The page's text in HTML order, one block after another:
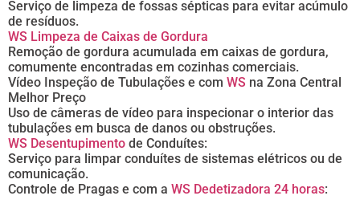
Serviço de limpeza de fossas sépticas para evitar acúmulo
de resíduos.
WS Limpeza de Caixas de Gordura
Remoção de gordura acumulada em caixas de gordura,
comumente encontradas em cozinhas comerciais.
Vídeo Inspeção de Tubulações e com WS na Zona Central
Melhor Preço
Uso de câmeras de vídeo para inspecionar o interior das
tubulações em busca de danos ou obstruções.
WS Desentupimento de Conduítes:
Serviço para limpar conduítes de sistemas elétricos ou de
comunicação.
Controle de Pragas e com a WS Dedetizadora 24 horas: